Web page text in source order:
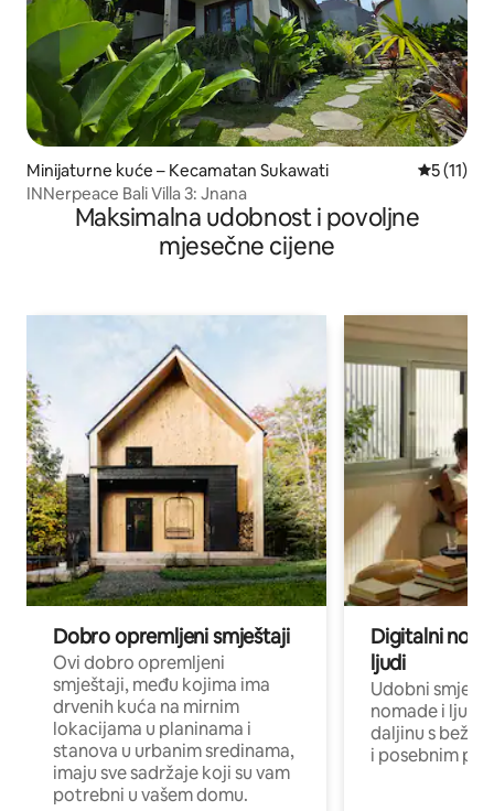
Minijaturne kuće – Kecamatan Sukawati
5 (11)
INNerpeace Bali Villa 3: Jnana
Maksimalna udobnost i povoljne
mjesečne cijene
Dobro opremljeni smještaji
Ovi dobro opremljeni
smještaji, među kojima ima
drvenih kuća na mirnim
lokacijama u planinama i
stanova u urbanim sredinama,
imaju sve sadržaje koji su vam
potrebni u vašem domu.
Digitalni
ljudi
Udobni
nomade i ljude
daljinu s
i posebnim